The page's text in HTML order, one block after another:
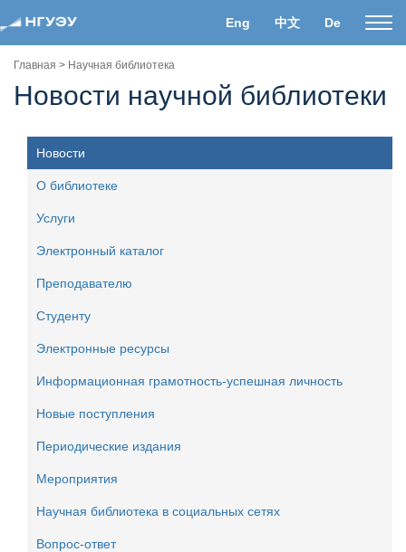
Eng 中文 De
Главная > Научная библиотека
Новости научной библиотеки
Новости
О библиотеке
Услуги
Электронный каталог
Преподавателю
Студенту
Электронные ресурсы
Информационная грамотность-успешная личность
Новые поступления
Периодические издания
Мероприятия
Научная библиотека в социальных сетях
Вопрос-ответ